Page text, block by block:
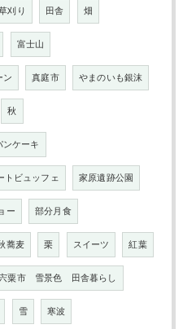
刈り 田舎 畑
富士山
ン 真庭市 やまのいも銀沫
秋
ケーキ
トビュッフェ 家原遺跡公園
ー 部分月食
蕎麦 栗 スイーツ 紅葉
粟市 雪景色 田舎暮らし
雪 寒波